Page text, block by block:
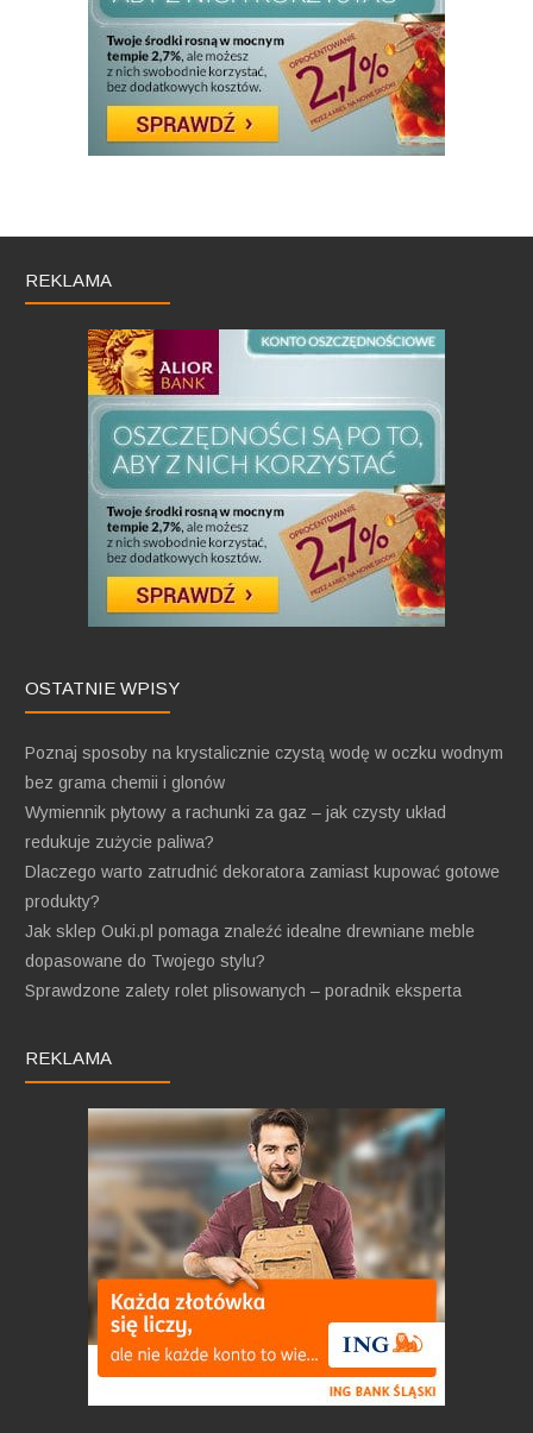
REKLAMA
OSTATNIE WPISY
Poznaj sposoby na krystalicznie czystą wodę w oczku wodnym
bez grama chemii i glonów
Wymiennik płytowy a rachunki za gaz – jak czysty układ
redukuje zużycie paliwa?
Dlaczego warto zatrudnić dekoratora zamiast kupować gotowe
produkty?
Jak sklep Ouki.pl pomaga znaleźć idealne drewniane meble
dopasowane do Twojego stylu?
Sprawdzone zalety rolet plisowanych – poradnik eksperta
REKLAMA